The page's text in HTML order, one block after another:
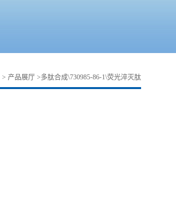
> 产品展厅 >多肽合成\730985-86-1\荧光淬灭肽